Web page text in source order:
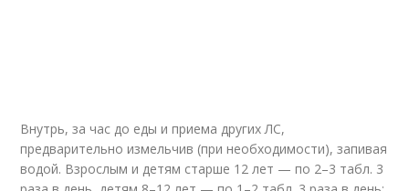
Внутрь, за час до еды и приема других ЛС,
предварительно измельчив (при необходимости), запивая
водой. Взрослым и детям старше 12 лет — по 2–3 табл. 3